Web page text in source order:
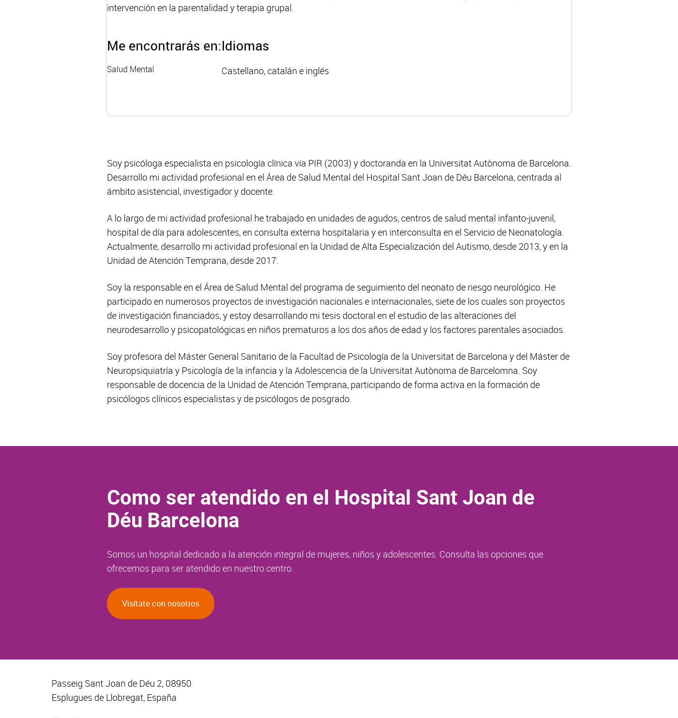
intervención en la parentalidad y terapia grupal.
Me encontrarás en:
Salud Mental
Idiomas
Castellano, catalán e inglés
Soy psicóloga especialista en psicología clínica vía PIR (2003) y doctoranda en la Universitat Autònoma de Barcelona.
Desarrollo mi actividad profesional en el Área de Salud Mental del Hospital Sant Joan de Déu Barcelona, centrada al
ámbito asistencial, investigador y docente.
A lo largo de mi actividad profesional he trabajado en unidades de agudos, centros de salud mental infanto-juvenil,
hospital de día para adolescentes, en consulta externa hospitalaria y en interconsulta en el Servicio de Neonatología.
Actualmente, desarrollo mi actividad profesional en la Unidad de Alta Especialización del Autismo, desde 2013, y en la
Unidad de Atención Temprana, desde 2017.
Soy la responsable en el Área de Salud Mental del programa de seguimiento del neonato de riesgo neurológico. He
participado en numerosos proyectos de investigación nacionales e internacionales, siete de los cuales son proyectos
de investigación financiados, y estoy desarrollando mi tesis doctoral en el estudio de las alteraciones del
neurodesarrollo y psicopatológicas en niños prematuros a los dos años de edad y los factores parentales asociados.
Soy profesora del Máster General Sanitario de la Facultad de Psicología de la Universitat de Barcelona y del Máster de
Neuropsiquiatría y Psicología de la infancia y la Adolescencia de la Universitat Autònoma de Barcelomna. Soy
responsable de docencia de la Unidad de Atención Temprana, participando de forma activa en la formación de
psicólogos clínicos especialistas y de psicólogos de posgrado.
Como ser atendido en el Hospital Sant Joan de
Déu Barcelona
Somos un hospital dedicado a la atención integral de mujeres, niños y adolescentes. Consulta las opciones que
ofrecemos para ser atendido en nuestro centro.
Visítate con nosotros
Passeig Sant Joan de Déu 2, 08950
Esplugues de Llobregat, España